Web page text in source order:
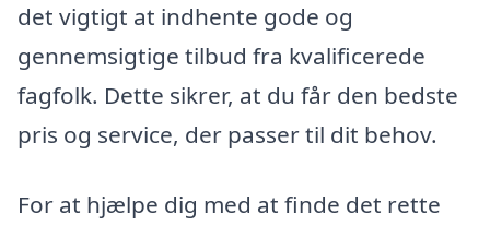
det vigtigt at indhente gode og
gennemsigtige tilbud fra kvalificerede
fagfolk. Dette sikrer, at du får den bedste
pris og service, der passer til dit behov.
For at hjælpe dig med at finde det rette